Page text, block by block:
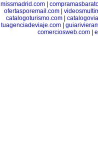
missmadrid.com|
ofertasporemail.com
catalogoturismo.com
tuagenciadeviaje.com|
comerciosweb.com